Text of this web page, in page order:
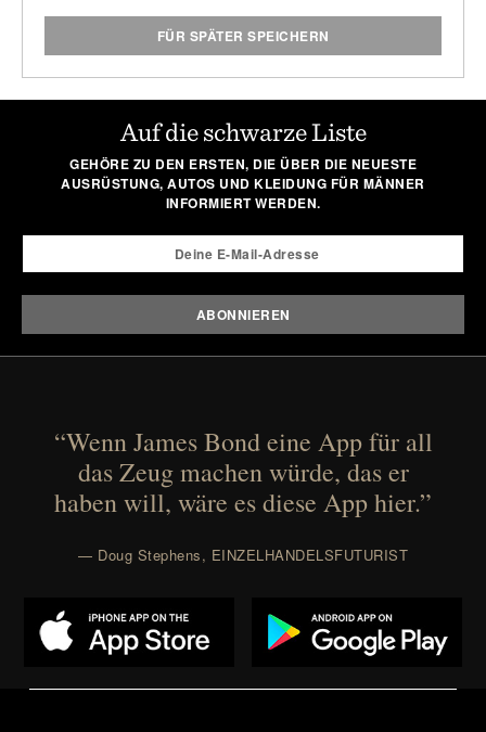
FÜR SPÄTER SPEICHERN
Auf die schwarze Liste
GEHÖRE ZU DEN ERSTEN, DIE ÜBER DIE NEUESTE
AUSRÜSTUNG, AUTOS UND KLEIDUNG FÜR MÄNNER
INFORMIERT WERDEN.
“Wenn James Bond eine App für all
das Zeug machen würde, das er
haben will, wäre es diese App hier.”
— Doug Stephens, EINZELHANDELSFUTURIST